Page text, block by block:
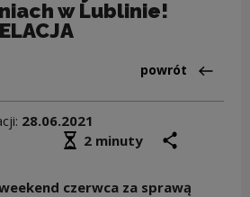
w Lublinie!
Powrót
powrót
28.06.2021
Średni czas czytania
2 minuty
czerwca za sprawą